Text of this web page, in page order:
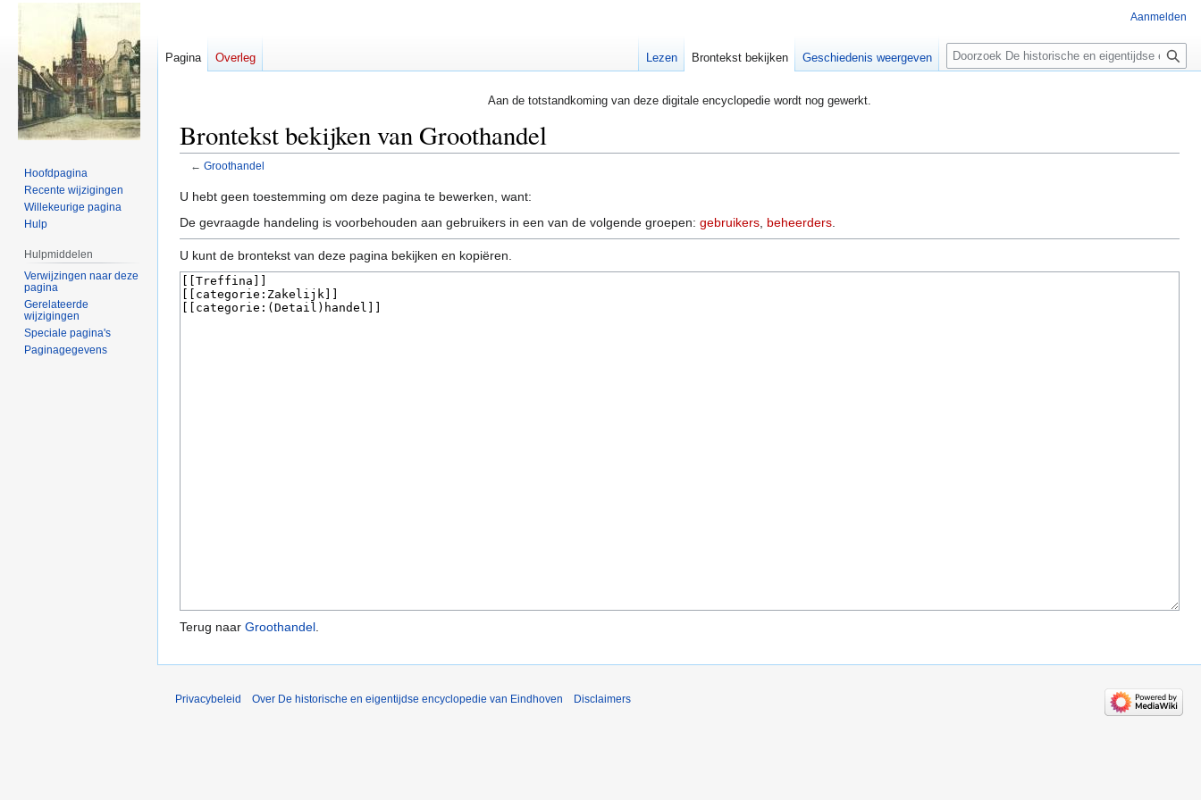
Aan de totstandkoming van deze digitale encyclopedie wordt nog gewerkt.
Brontekst bekijken van Groothandel
← Groothandel
Naar
navigatie
springen
Naar
zoeken
springen
U hebt geen toestemming om deze pagina te bewerken, want:
De gevraagde handeling is voorbehouden aan gebruikers in een van de volgende groepen: gebruikers, beheerders.
U kunt de brontekst van deze pagina bekijken en kopiëren.
Terug naar Groothandel
Aanmelden
Pagina Overleg Lezen Brontekst bekijken Geschiedenis weergeven
Zoeken
Hoofdpagina
Recente wijzigingen
Willekeurige pagina
Hulp
Hulpmiddelen
Verwijzingen naar deze
pagina
Gerelateerde
wijzigingen
Speciale pagina's
Paginagegevens
Privacybeleid Over De historische en eigentijdse encyclopedie van Eindhoven Disclaimers